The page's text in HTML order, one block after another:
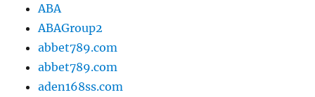
ABA
ABAGroup2
abbet789.com
abbet789.com
aden168ss.com